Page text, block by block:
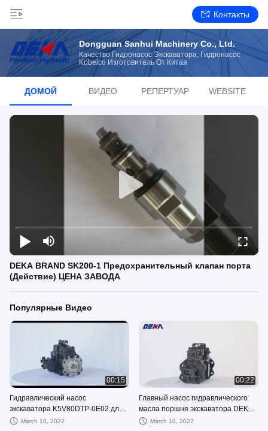
Контакты
Dongguan Sanhui Machinery Co., Ltd.
Качество Гидронасос Экскаватора, Гидронасос
Kobelco Изготовитель От Китая
ДОМОЙ ВИДЕО РЕПЕРТУАР WEBSITE
DEKA BRAND SK200-1 Предохранительный клапан порта
(Действие) ЦЕНА ЗАВОДА
Популярные Видео
00:15
Гидравлический насос
экскаватора K5V80DTP-0E02 для
KOBELCO SK200SR
March 10, 2022
00:22
Главный насос гидравлического
масла поршня экскаватора DEKA
K5V140DTP-9TBR для насоса
March 10, 2022